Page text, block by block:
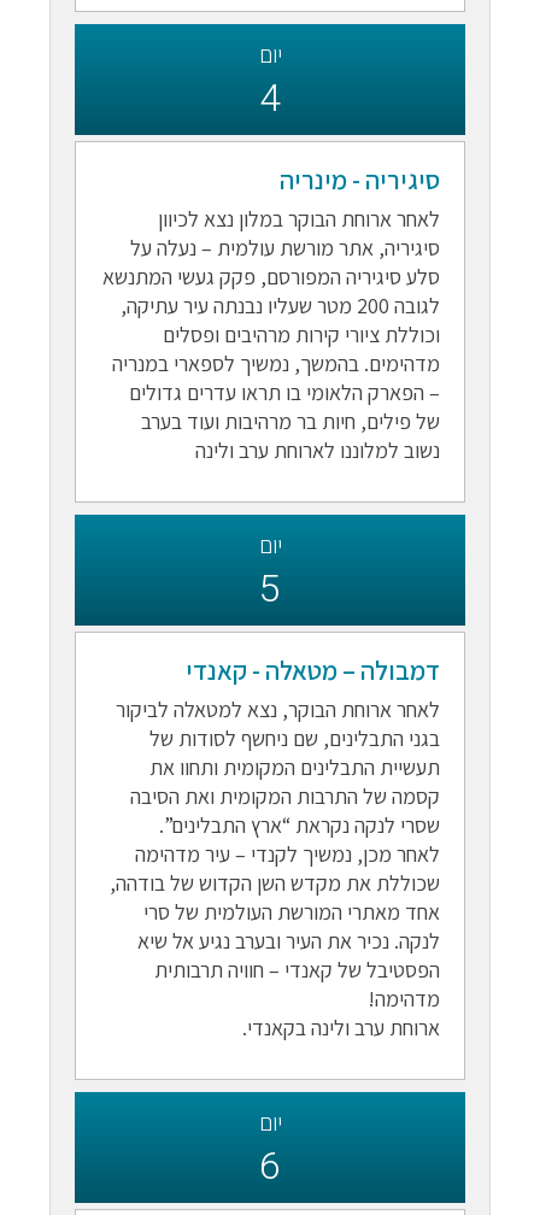
יום
4
סיגיריה - מינריה
לאחר ארוחת הבוקר במלון נצא לכיוון
סיגיריה, אתר מורשת עולמית – נעלה על
סלע סיגיריה המפורסם, פקק געשי המתנשא
לגובה 200 מטר שעליו נבנתה עיר עתיקה,
וכוללת ציורי קירות מרהיבים ופסלים
מדהימים. בהמשך, נמשיך לספארי במנריה
– הפארק הלאומי בו תראו עדרים גדולים
של פילים, חיות בר מרהיבות ועוד בערב
נשוב למלוננו לארוחת ערב ולינה
יום
5
דמבולה – מטאלה - קאנדי
לאחר ארוחת הבוקר, נצא למטאלה לביקור
בגני התבלינים, שם ניחשף לסודות של
תעשיית התבלינים המקומית ותחוו את
קסמה של התרבות המקומית ואת הסיבה
שסרי לנקה נקראת “ארץ התבלינים”.
לאחר מכן, נמשיך לקנדי – עיר מדהימה
שכוללת את מקדש השן הקדוש של בודהה,
אחד מאתרי המורשת העולמית של סרי
לנקה. נכיר את העיר ובערב נגיע אל שיא
הפסטיבל של קאנדי – חוויה תרבותית
מדהימה!
ארוחת ערב ולינה בקאנדי.
יום
6